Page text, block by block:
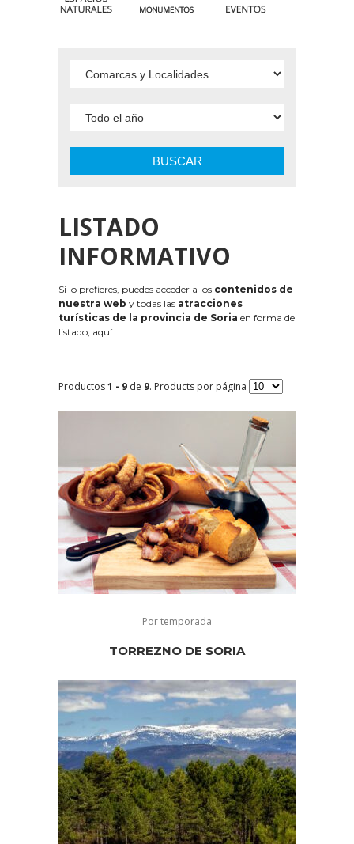
BUSCAR
LISTADO
INFORMATIVO
Si lo prefieres, puedes acceder a los contenidos de
nuestra web y todas las atracciones
turísticas de la provincia de Soria en forma de
listado, aquí:
Productos1 - 9 de 9. Products por página
Por temporada
TORREZNO DE SORIA